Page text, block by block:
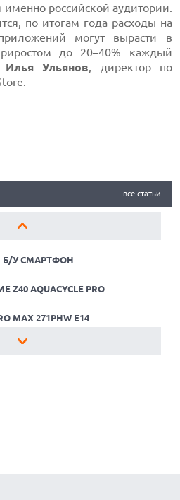
российской аудитории.
по итогам года расходы на
могут вырасти в
до 20–40% каждый
Илья Ульянов, директор по
все статьи
MAX 271PHW E14
Б/У СМАРТФОН
AQUACYCLE PRO
MAX 271PHW E14
Б/У СМАРТФОН